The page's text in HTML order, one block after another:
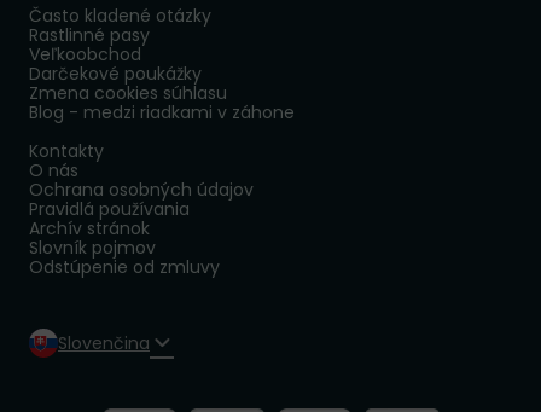
Často kladené otázky
Rastlinné pasy
Veľkoobchod
Darčekové poukážky
Zmena cookies súhlasu
Blog - medzi riadkami v záhone
Kontakty
O nás
Ochrana osobných údajov
Pravidlá používania
Archív stránok
Slovník pojmov
Odstúpenie od zmluvy
Slovenčina